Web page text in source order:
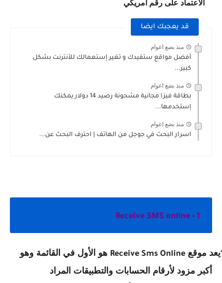
الاعتماد على رقم أمريكي
قد يعجبك ايضا
منذ بضع اعوام
أفضل مواقع ستفيدك و تغير إستعمالك للأنترنت بشكل
كبير...
منذ بضع اعوام
بطاقة فيزا مجانية مشحونة رصيد 14 دولار يمكنك
إستخدمها...
منذ بضع اعوام
اسرار البحث في جوجل من الهاتف | احترف البحث عن...
يعد موقع Receive Sms Online هو الأول في القائمة وهو
أكبر مزود لأرقام الحسابات والتطبيقات المراد